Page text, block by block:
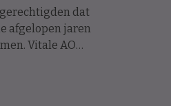
dat
afgelopen jaren
Vitale AOW-